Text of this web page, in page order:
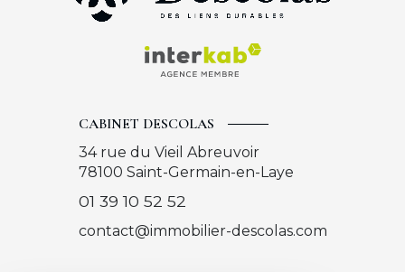
CABINET DESCOLAS
34 rue du Vieil Abreuvoir
78100 Saint-Germain-en-Laye
01 39 10 52 52
contact@immobilier-descolas.com